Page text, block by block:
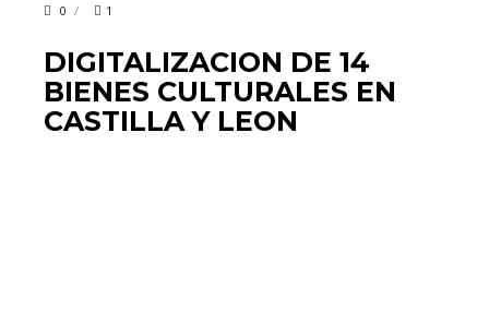
0
1
DIGITALIZACION DE 14
BIENES CULTURALES EN
CASTILLA Y LEON